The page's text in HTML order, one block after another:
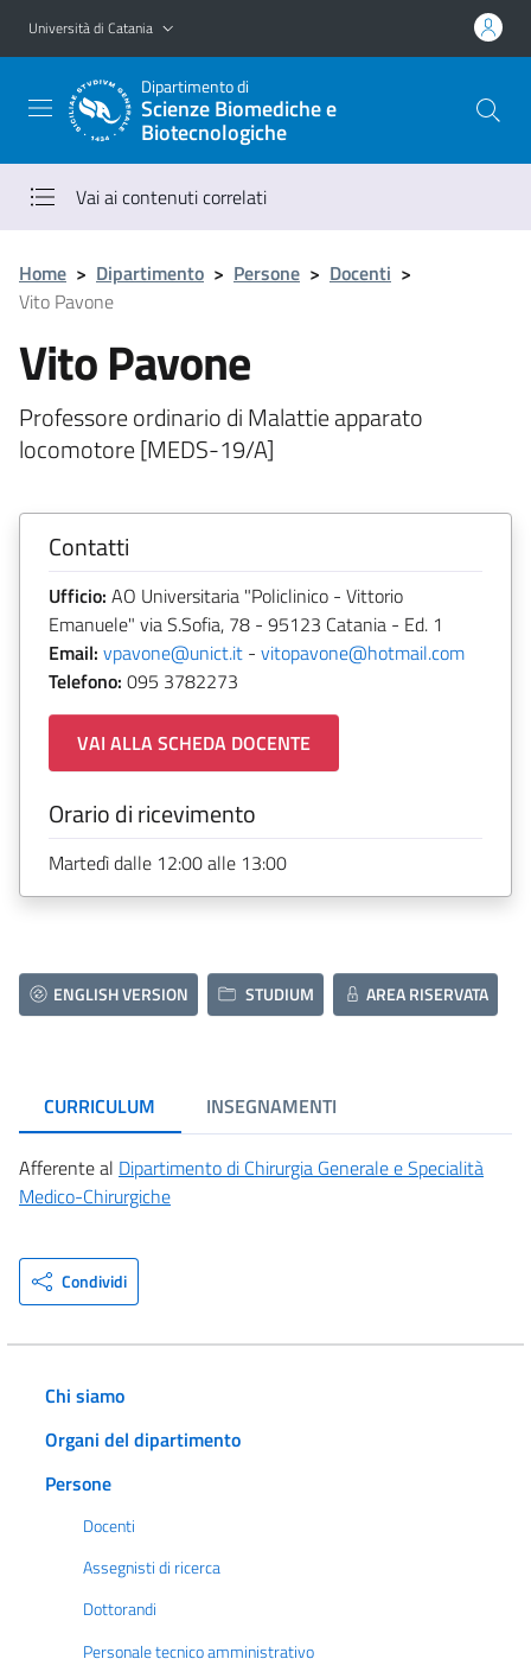
Vai al contenuto principale
Vai al menu di navigazione
Università di Catania
Dipartimento di
Scienze Biomediche e
Biotecnologiche
Vai ai contenuti correlati
Home > Dipartimento > Persone > Docenti >
Vito Pavone
Vito Pavone
Professore ordinario di Malattie apparato
locomotore [MEDS-19/A]
Contatti
Ufficio: AO Universitaria "Policlinico - Vittorio
Emanuele" via S.Sofia, 78 - 95123 Catania - Ed. 1
Email: vpavone@unict.it - vitopavone@hotmail.com
Telefono: 095 3782273
VAI ALLA SCHEDA DOCENTE
Orario di ricevimento
Martedì dalle 12:00 alle 13:00
ENGLISH VERSION STUDIUM AREA RISERVATA
CURRICULUM INSEGNAMENTI
Afferente al Dipartimento di Chirurgia Generale e Specialità
Medico-Chirurgiche
Condividi
Chi siamo
Organi del dipartimento
Persone
Docenti
Assegnisti di ricerca
Dottorandi
Personale tecnico amministrativo